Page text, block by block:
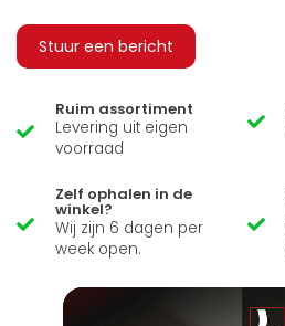
Stuur een bericht
Ruim assortiment
Levering uit eigen
voorraad
Zelf ophalen in de
winkel?
Wij zijn 6 dagen per
week open.